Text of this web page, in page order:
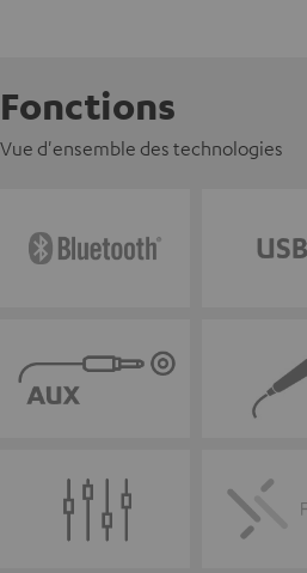
Fonctions
Vue d'ensemble des technologies